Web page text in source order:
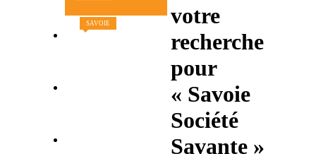
Nouveaux
SAVOIE
votre
recherche
pour
« Savoie
Société
Savante »